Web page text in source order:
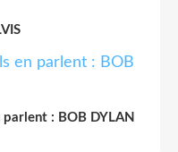
: BOB DYLAN